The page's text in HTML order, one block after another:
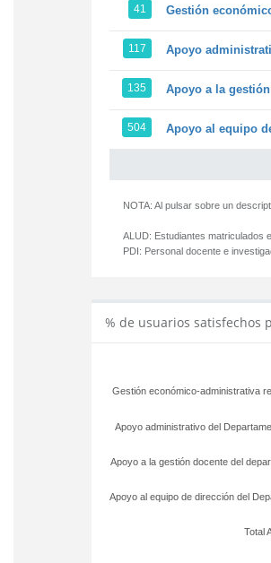
41 Gestión
117 Apoyo
135 Apoyo a la
504 Apoyo al equipo
NOTA: Al pulsar sobre un
ALUD: Estudiantes matriculados
PDI: Personal docente e
% de usuarios satisfechos
Total
Apoyo al equipo de dirección del
Apoyo a la gestión docente del
Apoyo administrativo del
Gestión económico-administrativa